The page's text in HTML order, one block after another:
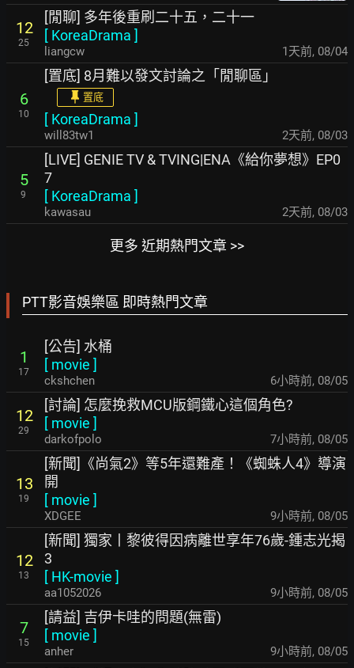
12
25
[閒聊] 多年後重刷二十五，二十一
[ KoreaDrama ]
liangcw 1天前, 08/04
6
10
[置底] 8月難以發文討論之「閒聊區」
置底
[ KoreaDrama ]
will83tw1 2天前, 08/03
5
9
[LIVE] GENIE TV & TVING|ENA《給你夢想》EP0
7
[ KoreaDrama ]
kawasau 2天前, 08/03
更多 近期熱門文章 >>
PTT影音娛樂區 即時熱門文章
1
17
[公告] 水桶
[ movie ]
ckshchen 6小時前, 08/05
12
29
[討論] 怎麼挽救MCU版鋼鐵心這個角色?
[ movie ]
darkofpolo 7小時前, 08/05
13
19
[新聞]《尚氣2》等5年還難產！《蜘蛛人4》導演
開
[ movie ]
XDGEE 9小時前, 08/05
12
13
[新聞] 獨家丨黎彼得因病離世享年76歲-鍾志光揭
3
[ HK-movie ]
aa1052026 9小時前, 08/05
7
15
[請益] 吉伊卡哇的問題(無雷)
[ movie ]
anher 9小時前, 08/05